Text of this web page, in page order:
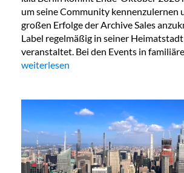
um seine Community kennenzulernen
großen Erfolge der Archive Sales
Label regelmäßig in seiner
veranstaltet. Bei den Events in
„Lala Berlin Flash Sale in München 24.
weiterlesen